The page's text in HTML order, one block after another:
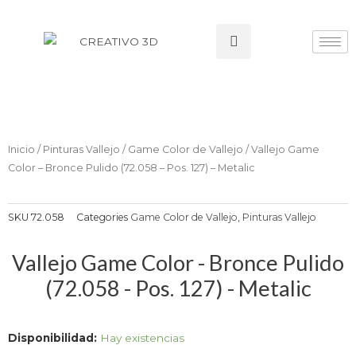
contenido
Search
Inicio / Pinturas Vallejo / Game Color de Vallejo / Vallejo Game
Color – Bronce Pulido (72.058 – Pos. 127) – Metalic
SKU 72.058 Categories Game Color de Vallejo, Pinturas Vallejo
Vallejo Game Color - Bronce Pulido
(72.058 - Pos. 127) - Metalic
Disponibilidad: Hay existencias
Vallejo